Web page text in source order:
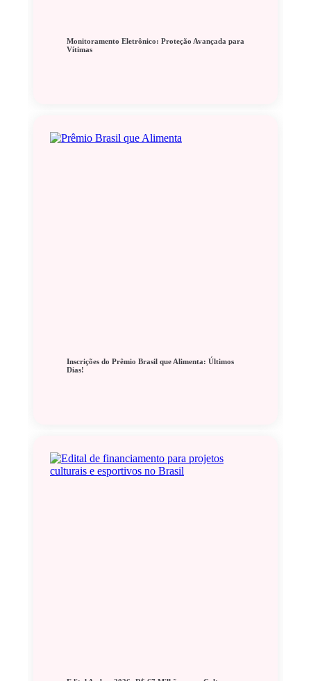
Monitoramento Eletrônico: Proteção Avançada para
Vítimas
Inscrições do Prêmio Brasil que Alimenta: Últimos
Dias!